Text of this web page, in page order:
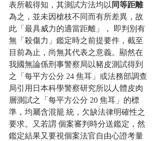
表所載得知，其測試方法均以 同等距離
為之，並未因槍枝不同而有所差異，故
此「最具威力的適當距離」， 即判別有
無「殺傷力」鑑定時之前提要件，截至
目前為止，尚無其代表之意義。顯然在
我國無論係刑事警察局以豬皮測試得到
之「每平方公分 24 焦耳」或法務部調查
局引用日本科學警察研究所以人體皮肉
層測試之「每平方公分 20 焦耳」的標
準，均屬含混籠 統，欠缺法律明確性之
要求。又若謂 個案審判時分送鑑定，然
鑑定結果又要視個案法官自由心證考量